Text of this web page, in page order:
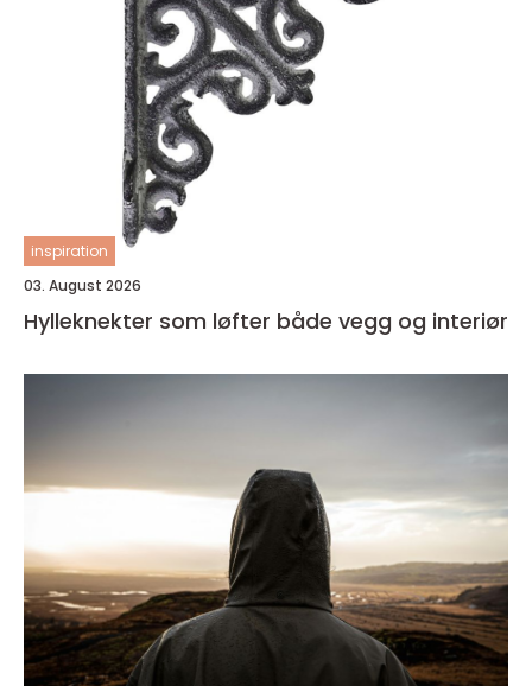
inspiration
03. August 2026
Hylleknekter som løfter både vegg og interiør